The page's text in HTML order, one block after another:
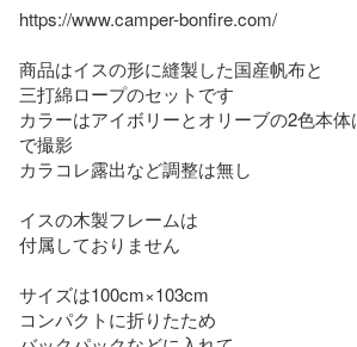
https://www.camper-bonfire.com/
商品はイスの形に縫製した国産帆布と
三打綿ロープのセットです
カラーはアイボリーとオリーブの2色本
で撮影
カラコレ露出など調整は無し
イスの木製フレームは
付属しておりません
サイズは100cm×103cm
コンパクトに折りたため